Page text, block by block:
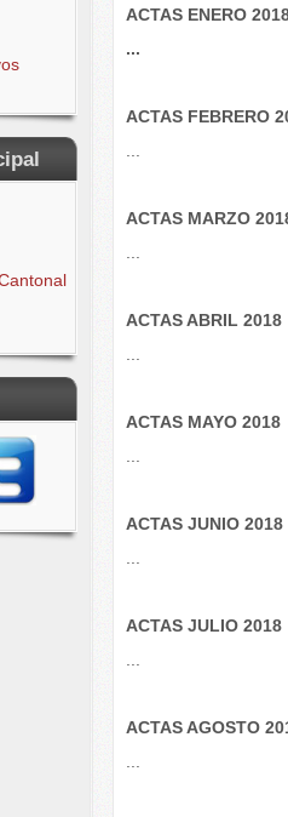
ACTAS ENERO
...
ACTAS FEBRERO
ACTAS MARZO
ACTAS ABRIL 2018
ACTAS MAYO 2018
ACTAS JUNIO 2018
ACTAS JULIO 2018
ACTAS AGOSTO